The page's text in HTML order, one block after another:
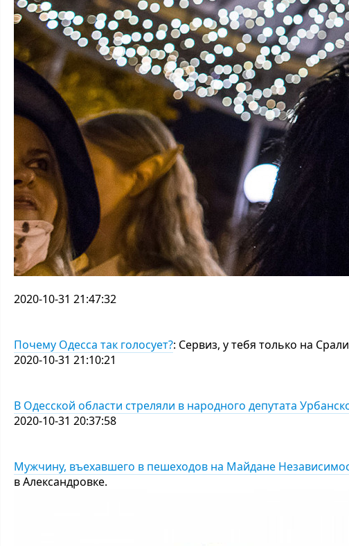
2020-10-31 21:47:32
Почему Одесса так голосует?: Сервиз, у тебя только на
2020-10-31 21:10:21
В Одесской области стреляли в народного депутата
2020-10-31 20:37:58
Мужчину, въехавшего в пешеходов на Майдане
в Александровке.